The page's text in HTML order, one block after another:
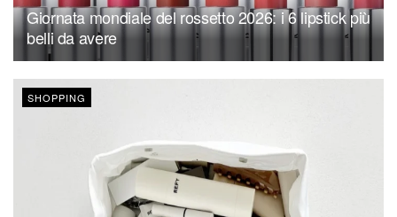
Giornata mondiale del rossetto 2026: i 6 lipstick più
belli da avere
SHOPPING